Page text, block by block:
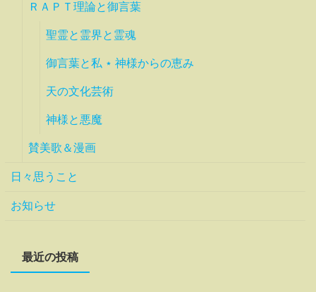
ＲＡＰＴ理論と御言葉
聖霊と霊界と霊魂
御言葉と私 ⋆ 神様からの恵み
天の文化芸術
神様と悪魔
賛美歌＆漫画
日々思うこと
お知らせ
最近の投稿